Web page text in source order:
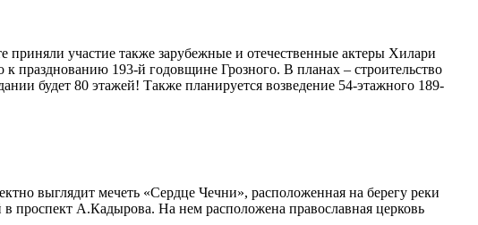
участие также зарубежные и отечественные актеры Хилари
193-й годовщине Грозного. В планах – строительство
будет 80 этажей! Также планируется возведение 54-этажного 189-
выглядит мечеть «Сердце Чечни», расположенная на берегу реки
проспект А.Кадырова. На нем расположена православная церковь